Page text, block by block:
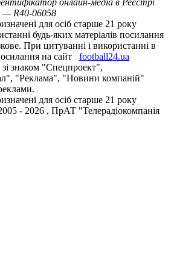
онлайн-медіа в Реєстрі
— R40-06058
для осіб старше 21 року
будь-яких матеріалів посилання
При цитуванні і використанні в
на сайт
football24.ua
знаком "Спецпроект",
"Реклама", "Новини компаній"
для осіб старше 21 року
- 2026 , ПрАТ "Телерадіокомпанія